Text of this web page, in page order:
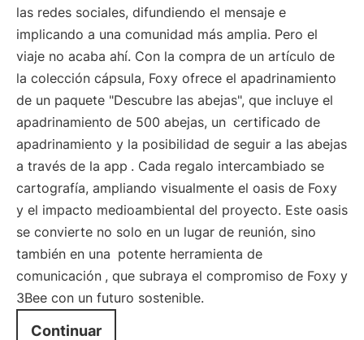
las redes sociales, difundiendo el mensaje e
implicando a una comunidad más amplia. Pero el
viaje no acaba ahí. Con la compra de un artículo de
la colección cápsula, Foxy ofrece el apadrinamiento
de un paquete "Descubre las abejas", que incluye el
apadrinamiento de 500 abejas, un certificado de
apadrinamiento y la posibilidad de seguir a las abejas
a través de la app . Cada regalo intercambiado se
cartografía, ampliando visualmente el oasis de Foxy
y el impacto medioambiental del proyecto. Este oasis
se convierte no solo en un lugar de reunión, sino
también en una potente herramienta de
comunicación , que subraya el compromiso de Foxy y
3Bee con un futuro sostenible.
Continuar